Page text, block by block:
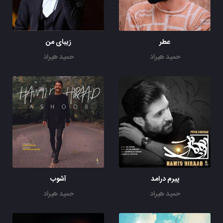
حسِ تو نزدیک و بی تو شبم تاریک و
دل من عاشق شد تو رو خدا کاری کن
دل من عاشق شد تو رو خدا کاری کن
منم مست و زمین مست و زمان مست
منم مست و زمین مست و زمان مست
شبیهِ منِ دلداده مگر هست؟
شبیهِ منِ دلداده مگر هست؟
عطر
حمید هیراد
زیبای من
حمید هیراد
پیرم درامد
حمید هیراد
آشوب
حمید هیراد